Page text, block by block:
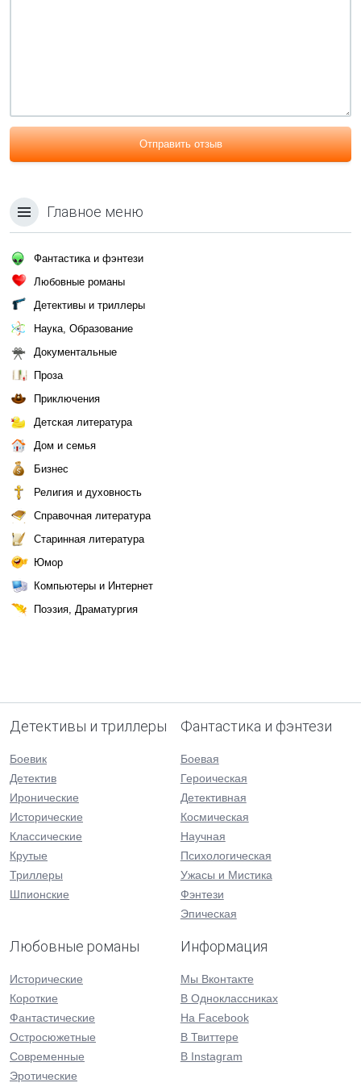
Отправить отзыв
Главное меню
Фантастика и фэнтези
Любовные романы
Детективы и триллеры
Наука, Образование
Документальные
Проза
Приключения
Детская литература
Дом и семья
Бизнес
Религия и духовность
Справочная литература
Старинная литература
Юмор
Компьютеры и Интернет
Поэзия, Драматургия
Детективы и триллеры
Боевик
Детектив
Иронические
Исторические
Классические
Крутые
Триллеры
Шпионские
Фантастика и фэнтези
Боевая
Героическая
Детективная
Космическая
Научная
Психологическая
Ужасы и Мистика
Фэнтези
Эпическая
Любовные романы
Исторические
Короткие
Фантастические
Остросюжетные
Современные
Эротические
Информация
Мы Вконтакте
В Одноклассниках
На Facebook
В Твиттере
В Instagram